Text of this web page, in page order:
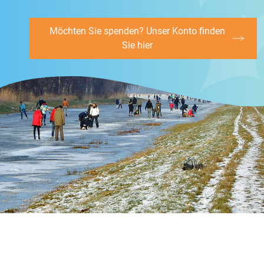
Möchten Sie spenden? Unser Konto finden
Sie hier